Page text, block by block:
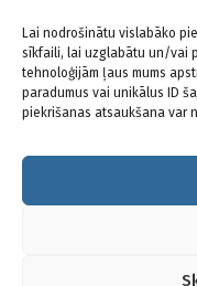
Lai nodrošinātu vislabāko
sīkfaili, lai uzglabātu un/vai
tehnoloģijām ļaus mums
paradumus vai unikālus ID
piekrišanas atsaukšana var